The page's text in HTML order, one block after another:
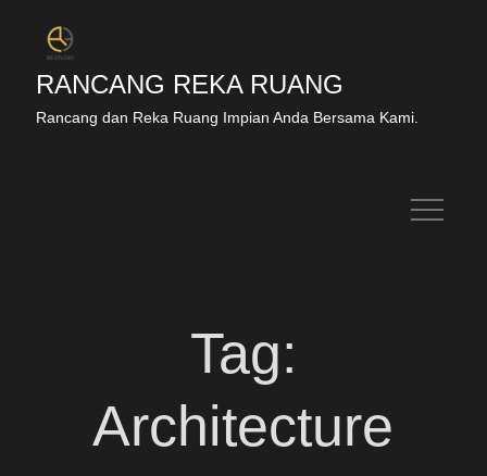
RANCANG REKA RUANG
Rancang dan Reka Ruang Impian Anda Bersama Kami.
Tag:
Architecture